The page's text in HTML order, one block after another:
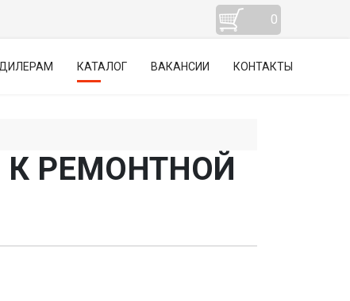
0
ДИЛЕРАМ КАТАЛОГ ВАКАНСИИ КОНТАКТЫ
РЕМОНТНОЙ